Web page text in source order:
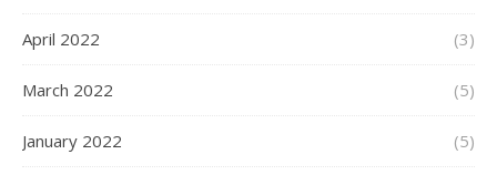
April 2022 (3)
March 2022 (5)
January 2022 (5)